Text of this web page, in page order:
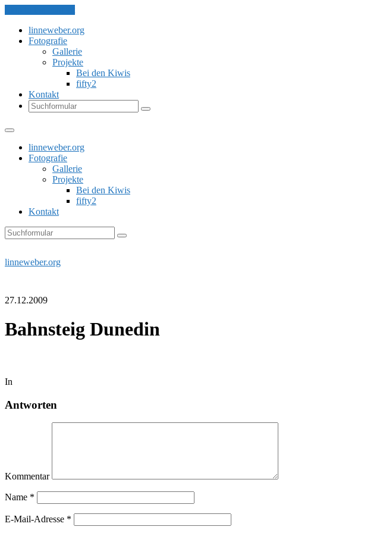
linneweber.org
Fotografie
Gallerie
Projekte
Bei den Kiwis
fifty2
Kontakt
Search
linneweber.org
Fotografie
Gallerie
Projekte
Bei den Kiwis
fifty2
Kontakt
Search
linneweber.org
27.12.2009
Bahnsteig Dunedin
In
Antworten
Kommentar
Name *
E-Mail-Adresse *